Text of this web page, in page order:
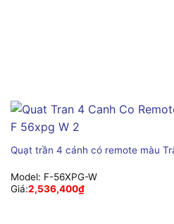
Quạt trần 4 cánh có remote màu
Model: F-56XPG-W
Giá:2,536,400₫